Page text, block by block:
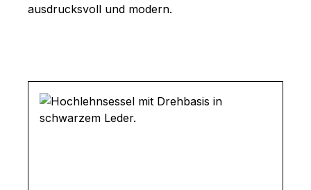
ausdrucksvoll und modern.